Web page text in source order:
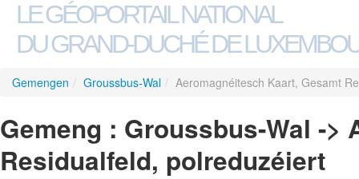
LE GÉOPORTAIL NATIONAL
DU GRAND-DUCHÉ DE
Gemengen / Groussbus-Wal / Aeromagnéitesch Kaart, Gesamt
Gemeng : Groussbus-Wal -
Residualfeld, polreduzéiert